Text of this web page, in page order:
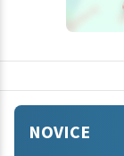
NOVICE